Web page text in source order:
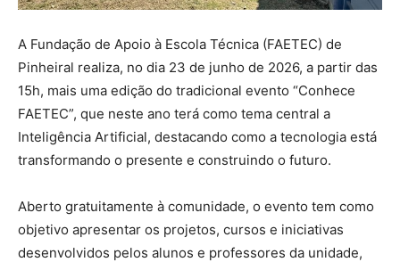
A Fundação de Apoio à Escola Técnica (FAETEC) de
Pinheiral realiza, no dia 23 de junho de 2026, a partir das
15h, mais uma edição do tradicional evento “Conhece
FAETEC”, que neste ano terá como tema central a
Inteligência Artificial, destacando como a tecnologia está
transformando o presente e construindo o futuro.
Aberto gratuitamente à comunidade, o evento tem como
objetivo apresentar os projetos, cursos e iniciativas
desenvolvidos pelos alunos e professores da unidade,